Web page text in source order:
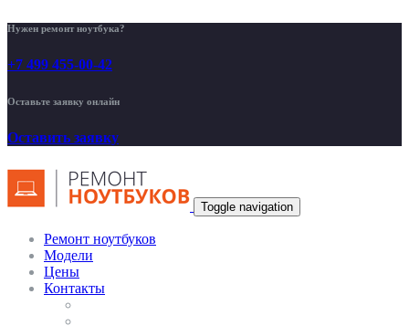
Нужен ремонт ноутбука?
+7 499 455-00-42
Оставьте заявку онлайн
Оставить заявку
Toggle navigation
Ремонт ноутбуков
Модели
Цены
Контакты